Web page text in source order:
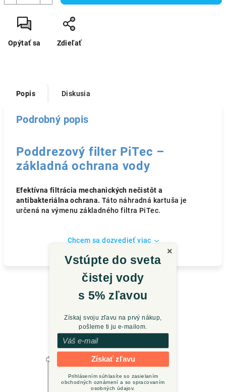
Opýtať sa Zdieľať
Popis Diskusia
Podrobný popis
Poddrezový filter PiTec –
základná ochrana vody
Efektívna filtrácia mechanických nečistôt a
antibakteriálna ochrana. Táto náhradná kartuša je
určená na výmenu základného filtra PiTec.
Chcem sa dozvedieť viac
Súvisiaci tovar
×
Vstúpte do sveta
čistej vody
s 5% zľavou
Získaj svoju zľavu na prvý nákup,
pošleme ti ju e‑mailom.
Získať zľavu
Prihlásením súhlasíte so zasielaním
obchodných oznámení a so spracovaním
osobných údajov.